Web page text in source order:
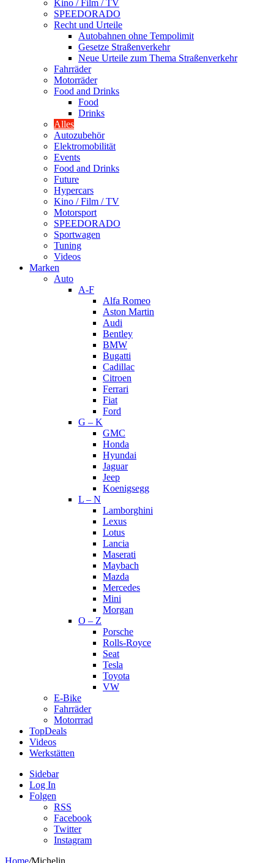
Kino / Film / TV
SPEEDORADO
Recht und Urteile
Autobahnen ohne Tempolimit
Gesetze Straßenverkehr
Neue Urteile zum Thema Straßenverkehr
Fahrräder
Motorräder
Food and Drinks
Food
Drinks
Alles
Autozubehör
Elektromobilität
Events
Food and Drinks
Future
Hypercars
Kino / Film / TV
Motorsport
SPEEDORADO
Sportwagen
Tuning
Videos
Marken
Auto
A-F
Alfa Romeo
Aston Martin
Audi
Bentley
BMW
Bugatti
Cadillac
Citroen
Ferrari
Fiat
Ford
G – K
GMC
Honda
Hyundai
Jaguar
Jeep
Koenigsegg
L – N
Lamborghini
Lexus
Lotus
Lancia
Maserati
Maybach
Mazda
Mercedes
Mini
Morgan
O – Z
Porsche
Rolls-Royce
Seat
Tesla
Toyota
VW
E-Bike
Fahrräder
Motorrrad
TopDeals
Videos
Werkstätten
Sidebar
Log In
Folgen
RSS
Facebook
Twitter
Instagram
Home/Michelin